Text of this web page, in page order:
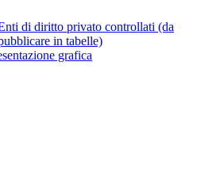
di diritto privato controllati (da
in tabelle)
grafica